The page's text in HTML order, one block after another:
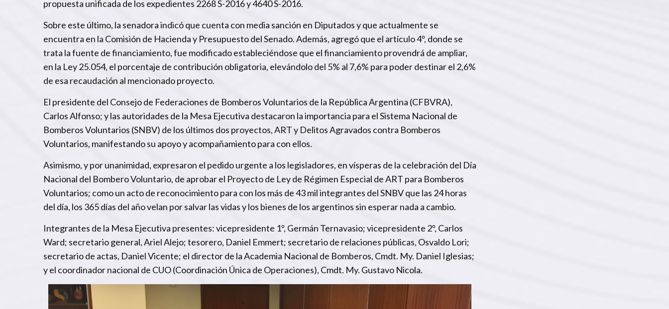
propuesta unificada de los expedientes 2268 S-2016 y 4640 S-2016.
Sobre este último, la senadora indicó que cuenta con media sanción en Diputados y que actualmente se
encuentra en la Comisión de Hacienda y Presupuesto del Senado. Además, agregó que el artículo 4º, donde se
trata la fuente de financiamiento, fue modificado estableciéndose que el financiamiento provendrá de ampliar,
en la Ley 25.054, el porcentaje de contribución obligatoria, elevándolo del 5% al 7,6% para poder destinar el 2,6%
de esa recaudación al mencionado proyecto.
El presidente del Consejo de Federaciones de Bomberos Voluntarios de la República Argentina (CFBVRA),
Carlos Alfonso; y las autoridades de la Mesa Ejecutiva destacaron la importancia para el Sistema Nacional de
Bomberos Voluntarios (SNBV) de los últimos dos proyectos, ART y Delitos Agravados contra Bomberos
Voluntarios, manifestando su apoyo y acompañamiento para con ellos.
Asimismo, y por unanimidad, expresaron el pedido urgente a los legisladores, en vísperas de la celebración del Día
Nacional del Bombero Voluntario, de aprobar el Proyecto de Ley de Régimen Especial de ART para Bomberos
Voluntarios; como un acto de reconocimiento para con los más de 43 mil integrantes del SNBV que las 24 horas
del día, los 365 días del año velan por salvar las vidas y los bienes de los argentinos sin esperar nada a cambio.
Integrantes de la Mesa Ejecutiva presentes: vicepresidente 1º, Germán Ternavasio; vicepresidente 2º, Carlos
Ward; secretario general, Ariel Alejo; tesorero, Daniel Emmert; secretario de relaciones públicas, Osvaldo Lori;
secretario de actas, Daniel Vicente; el director de la Academia Nacional de Bomberos, Cmdt. My. Daniel Iglesias;
y el coordinador nacional de CUO (Coordinación Única de Operaciones), Cmdt. My. Gustavo Nicola.